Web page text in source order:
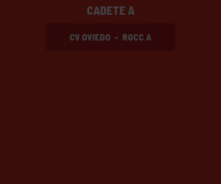
CADETE A
CV OVIEDO - RGCC A